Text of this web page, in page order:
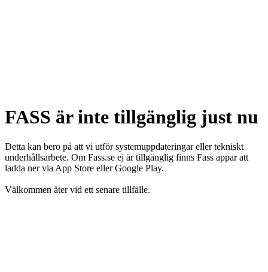
FASS är inte tillgänglig just nu
Detta kan bero på att vi utför systemuppdateringar eller tekniskt
underhållsarbete. Om Fass.se ej är tillgänglig finns Fass appar att
ladda ner via App Store eller Google Play.
Välkommen åter vid ett senare tillfälle.